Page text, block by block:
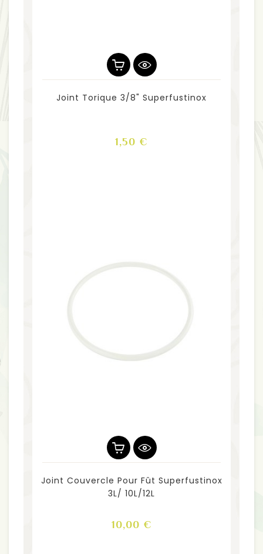
Joint Torique 3/8" Superfustinox
1,50 €
Joint Couvercle Pour Fût Superfustinox
3L/ 10L/12L
10,00 €